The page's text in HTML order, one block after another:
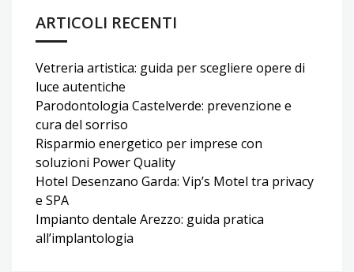
ARTICOLI RECENTI
Vetreria artistica: guida per scegliere opere di
luce autentiche
Parodontologia Castelverde: prevenzione e
cura del sorriso
Risparmio energetico per imprese con
soluzioni Power Quality
Hotel Desenzano Garda: Vip’s Motel tra privacy
e SPA
Impianto dentale Arezzo: guida pratica
all’implantologia